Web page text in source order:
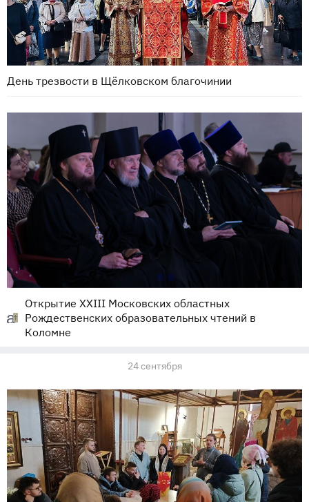
День трезвости в Щёлковском благочинии
Открытие XXIII Московских областных
Рождественских образовательных чтений в
Коломне
24 сентября